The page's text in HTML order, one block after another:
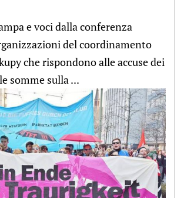
e voci dalla conferenza
del coordinamento
che rispondono alle accuse dei
somme sulla ...